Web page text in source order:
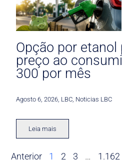
Opção por etanol
preço ao
300 por mês
Agosto 6, 2026 LBC Noticias LBC
Leia mais
Anterior 1 2 3 … 1.162